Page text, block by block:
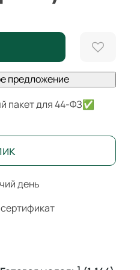
день
предложение
пакет для 44-ФЗ✅